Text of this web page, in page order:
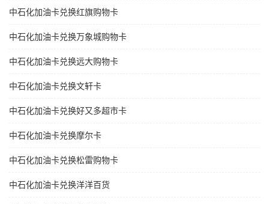
中石化加油卡兑换红旗购物卡
中石化加油卡兑换万象城购物卡
中石化加油卡兑换远大购物卡
中石化加油卡兑换文轩卡
中石化加油卡兑换好又多超市卡
中石化加油卡兑换摩尔卡
中石化加油卡兑换松雷购物卡
中石化加油卡兑换洋洋百货